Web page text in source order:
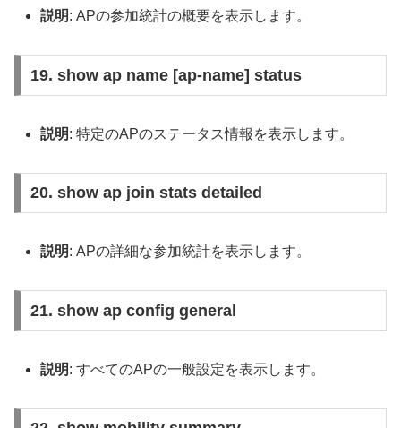
説明: APの参加統計の概要を表示します。
19. show ap name [ap-name] status
説明: 特定のAPのステータス情報を表示します。
20. show ap join stats detailed
説明: APの詳細な参加統計を表示します。
21. show ap config general
説明: すべてのAPの一般設定を表示します。